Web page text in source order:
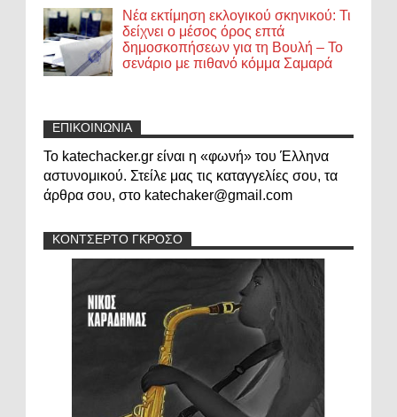
Νέα εκτίμηση εκλογικού σκηνικού: Τι
δείχνει ο μέσος όρος επτά
δημοσκοπήσεων για τη Βουλή – Το
σενάριο με πιθανό κόμμα Σαμαρά
ΕΠΙΚΟΙΝΩΝΙΑ
Το katechacker.gr είναι η «φωνή» του Έλληνα
αστυνομικού. Στείλε μας τις καταγγελίες σου, τα
άρθρα σου, στο katechaker@gmail.com
ΚΟΝΤΣΕΡΤΟ ΓΚΡΟΣΟ